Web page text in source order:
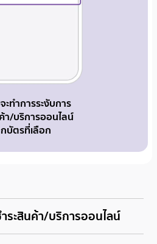
ะทำการระงับการ
า/บริการออนไลน์
บัตรที่เลือก
ระสินค้า/บริการออนไลน์